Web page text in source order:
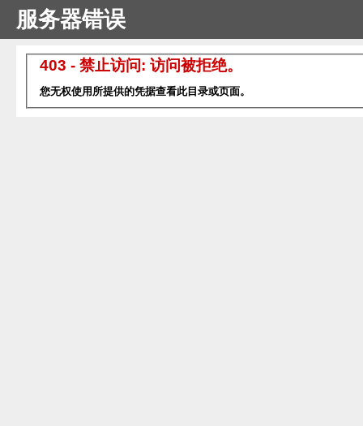
服务器错误
403 - 禁止访问: 访问被拒绝。
您无权使用所提供的凭据查看此目录或页面。